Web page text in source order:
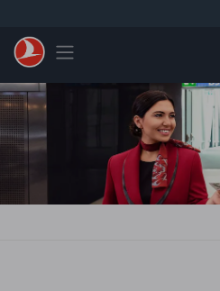
Toggle navigation